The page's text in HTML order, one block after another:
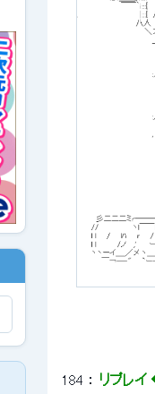
184 ： リプレ